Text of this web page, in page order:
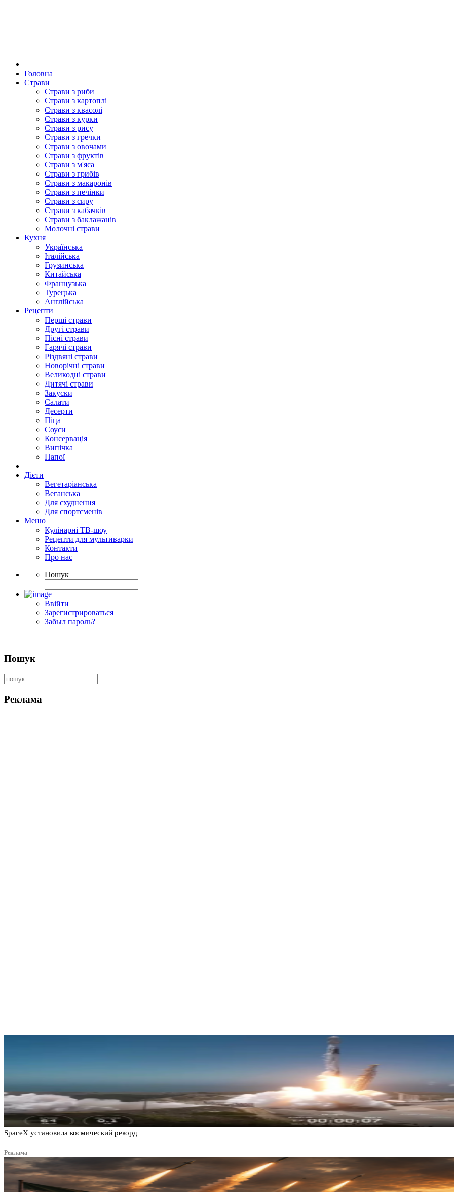
Головна
Страви
Страви з риби
Страви з картоплі
Страви з квасолі
Страви з курки
Страви з рису
Страви з гречки
Страви з овочами
Страви з фруктів
Страви з м'яса
Страви з грибів
Страви з макаронів
Страви з печінки
Страви з сиру
Страви з кабачків
Страви з баклажанів
Молочні страви
Кухня
Українська
Італійська
Грузинська
Китайська
Французька
Турецька
Англійська
Рецепти
Перші страви
Другі страви
Пісні страви
Гарячі страви
Різдвяні страви
Новорічні страви
Великодні страви
Дитячі страви
Закуски
Салати
Десерти
Піца
Соуси
Консервація
Випічка
Напої
Дієти
Вегетаріанська
Веганська
Для схуднення
Для спортсменів
Меню
Кулінарні ТВ-шоу
Рецепти для мультиварки
Контакти
Про нас
Пошук
Ввійти
Зарегистрироваться
Забыл пароль?
Пошук
Реклама
SpaceX установила космический рекорд
Реклама